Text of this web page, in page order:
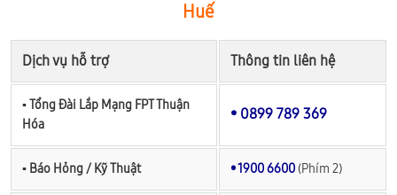
Huế
Dịch vụ hỗ trợ Thông tin liên hệ
▪︎ Tổng Đài Lắp Mạng FPT Thuận
Hóa
• 0899 789 369
▪︎ Báo Hỏng / Kỹ Thuật • 1900 6600 (Phím 2)